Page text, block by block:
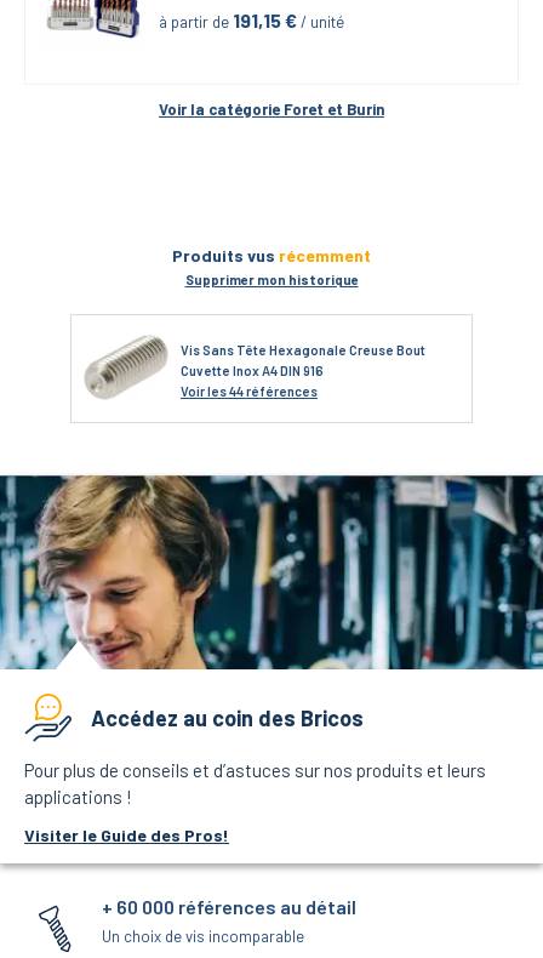
à partir de 191,15 € / unité
Voir la catégorie Foret et Burin
Produits vus récemment
Supprimer mon historique
Vis Sans Tête Hexagonale Creuse Bout
Cuvette Inox A4 DIN 916
Voirles 44 références
Accédez au coin des Bricos
Pour plus de conseils et d’astuces sur nos produits et leurs
applications !
Visiter le Guide des Pros!
+ 60 000 références au détail
Un choix de vis incomparable